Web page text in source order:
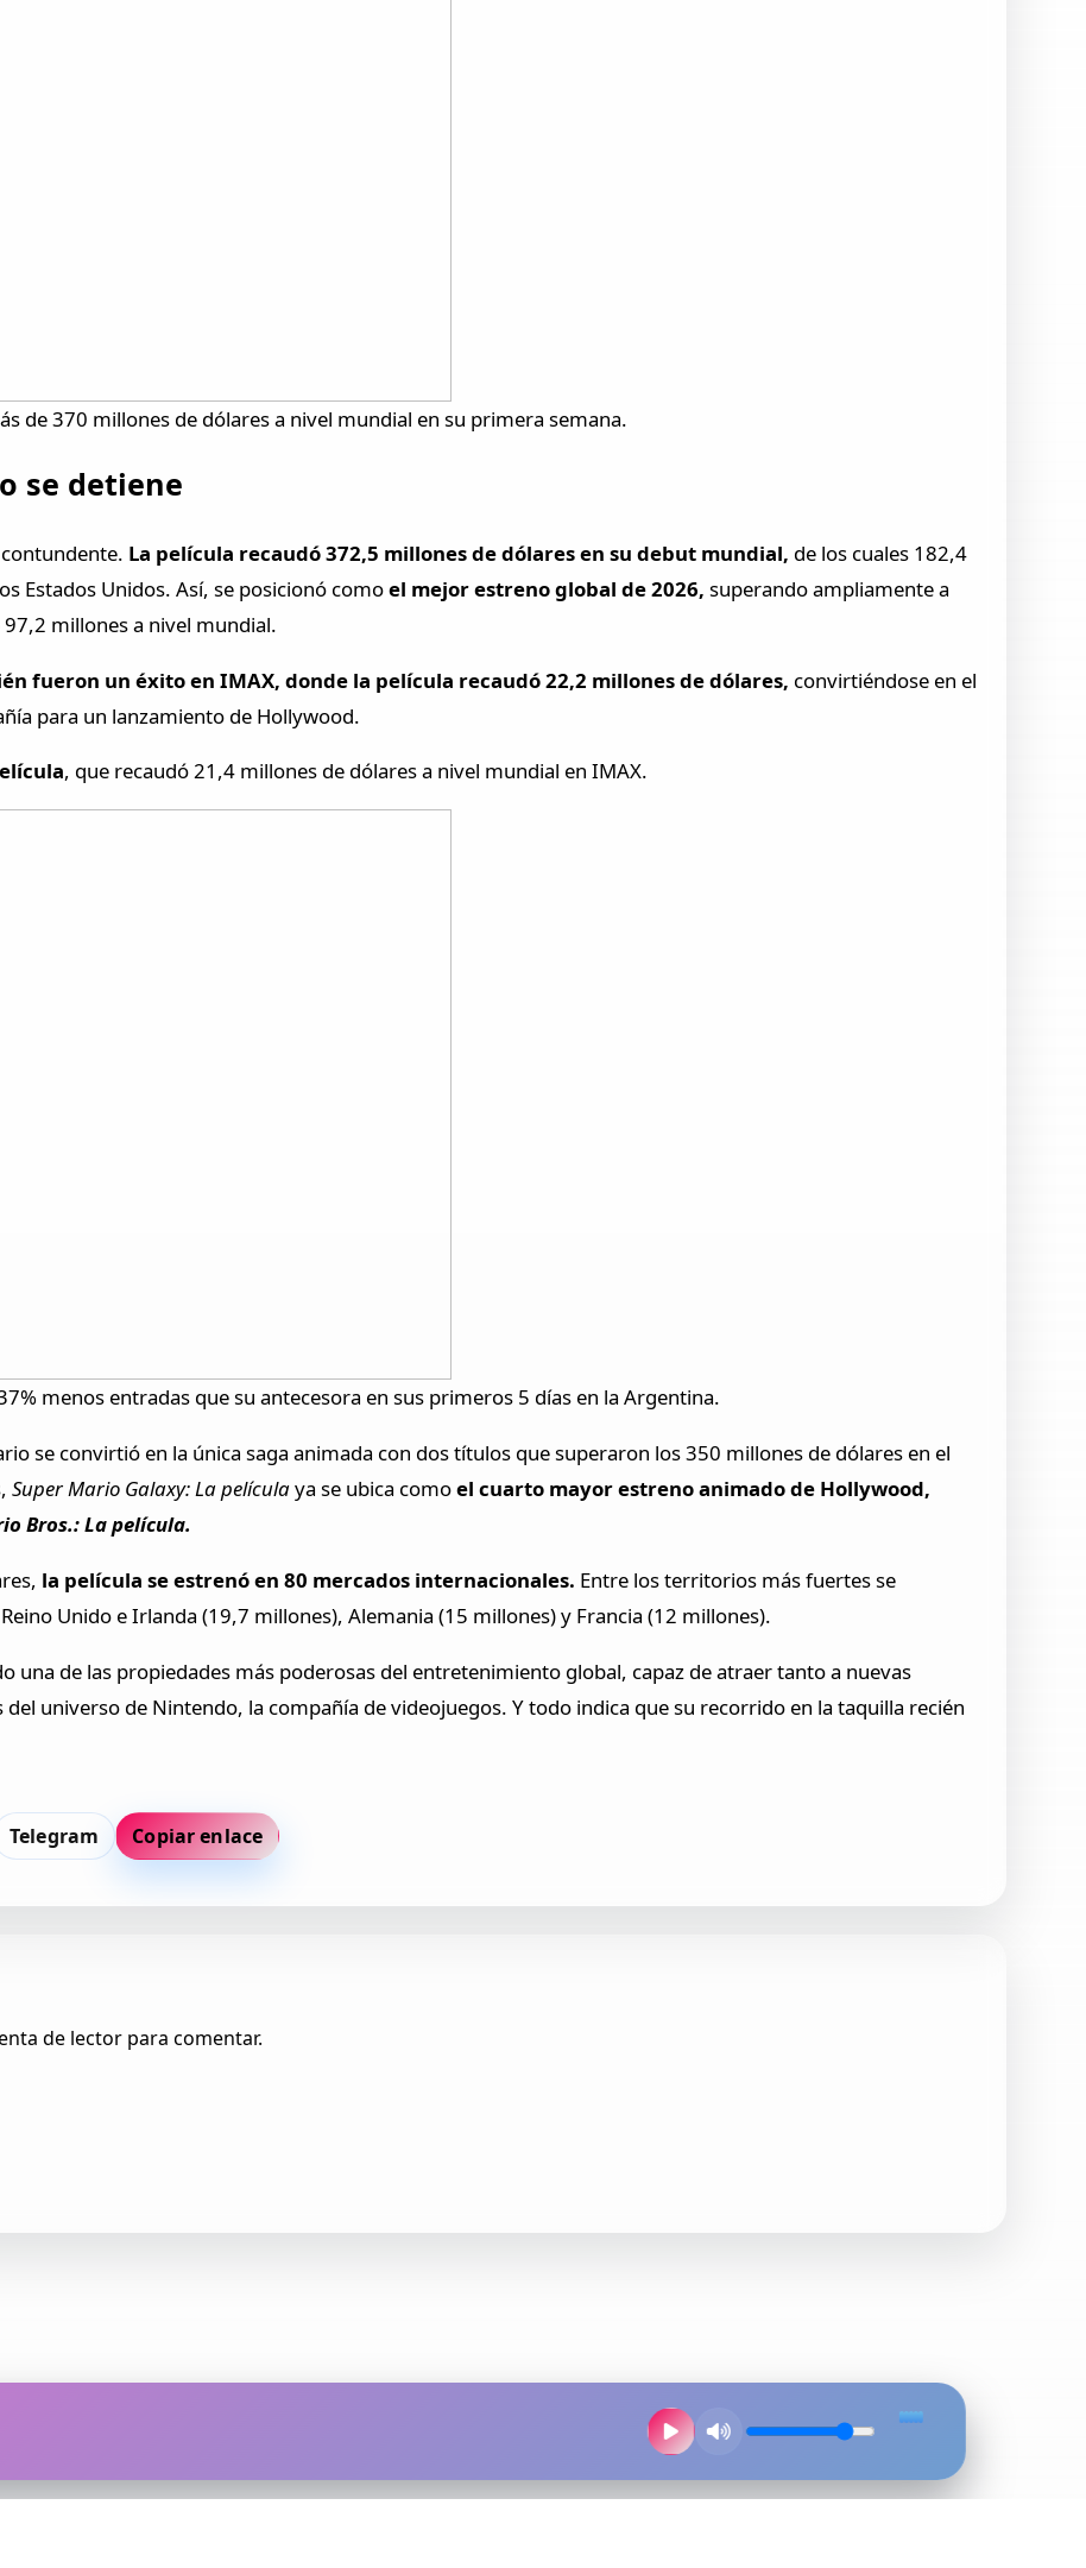
de 370 millones de dólares a nivel mundial en su primera semana.
se detiene
La película recaudó 372,5 millones de dólares en su debut mundial, de los cuales 182,4
Estados Unidos. Así, se posicionó comoel mejor estreno global de 2026, superando ampliamente a
97,2 millones a nivel mundial.
fueron un éxito en IMAX, donde la película recaudó 22,2 millones de dólares, convirtiéndose en el
para un lanzamiento de Hollywood.
, que recaudó 21,4 millones de dólares a nivel mundial en IMAX.
menos entradas que su antecesora en sus primeros 5 días en la Argentina.
se convirtió en la única saga animada con dos títulos que superaron los 350 millones de dólares en el
Super Mario Galaxy: La películaya se ubica comoel cuarto mayor estreno animado de Hollywood,
Bros.: La película.
la película se estrenó en 80 mercados internacionales. Entre los territorios más fuertes se
Unido e Irlanda (19,7 millones), Alemania (15 millones) y Francia (12 millones).
una de las propiedades más poderosas del entretenimiento global, capaz de atraer tanto a nuevas
universo de Nintendo, la compañía de videojuegos. Y todo indica que su recorrido en la taquilla recién
Telegram Copiar enlace
de lector para comentar.